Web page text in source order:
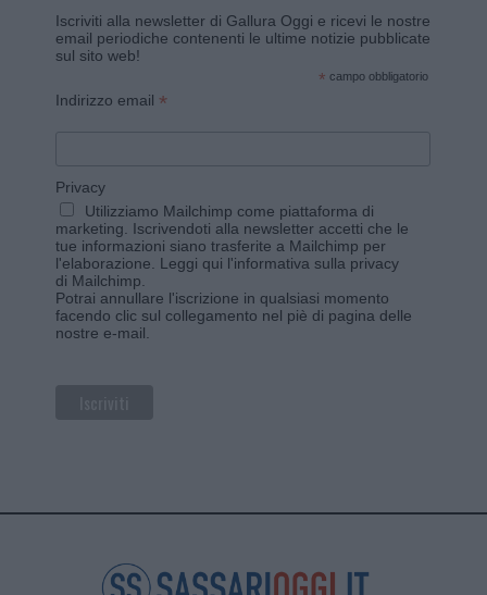
Iscriviti alla newsletter di Gallura Oggi e ricevi le nostre
email periodiche contenenti le ultime notizie pubblicate
sul sito web!
* campo obbligatorio
Indirizzo email *
Privacy
Utilizziamo Mailchimp come piattaforma di
marketing. Iscrivendoti alla newsletter accetti che le
tue informazioni siano trasferite a Mailchimp per
l'elaborazione. Leggi qui l'informativa sulla privacy
di Mailchimp
Potrai annullare l'iscrizione in qualsiasi momento
facendo clic sul collegamento nel piè di pagina delle
nostre e-mail.